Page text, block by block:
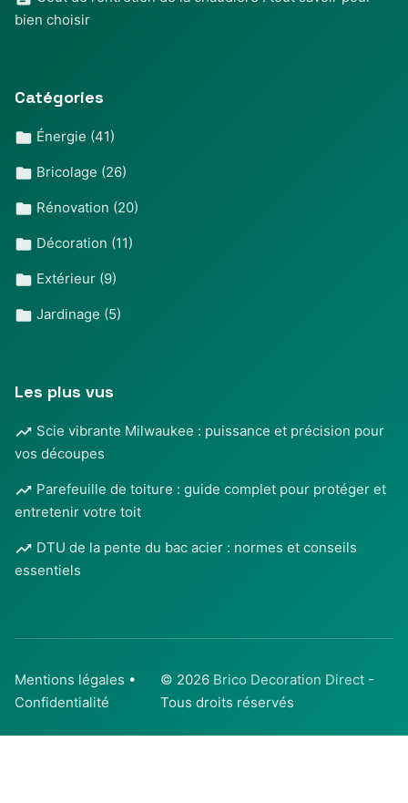
bien choisir
Catégories
Énergie (41)
Bricolage (26)
Rénovation (20)
Décoration (11)
Extérieur (9)
Jardinage (5)
Les plus vus
Scie vibrante Milwaukee : puissance et précision pour
vos découpes
Parefeuille de toiture : guide complet pour protéger et
entretenir votre toit
DTU de la pente du bac acier : normes et conseils
essentiels
Mentions légales •
Confidentialité
© 2026 Brico Decoration Direct -
Tous droits réservés